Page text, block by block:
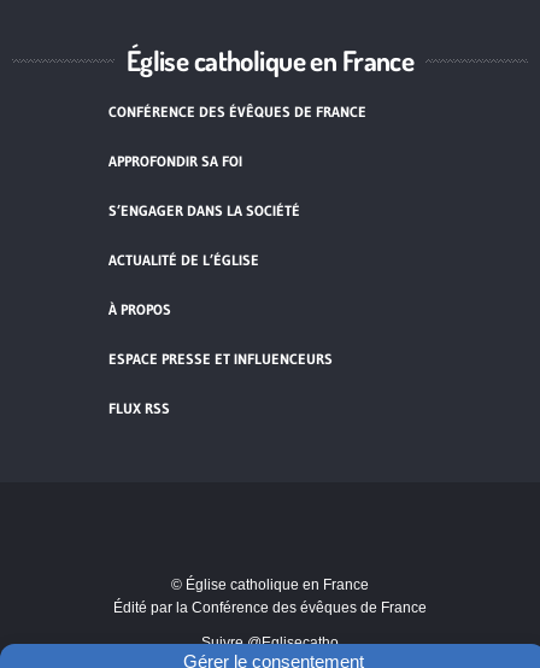
Gérer le consentement
Église catholique en France
CONFÉRENCE DES ÉVÊQUES DE FRANCE
APPROFONDIR SA FOI
S’ENGAGER DANS LA SOCIÉTÉ
ACTUALITÉ DE L’ÉGLISE
À PROPOS
ESPACE PRESSE ET INFLUENCEURS
FLUX RSS
contenu.
© Église catholique en France
Édité par la Conférence des évêques de France
Suivre @Eglisecatho